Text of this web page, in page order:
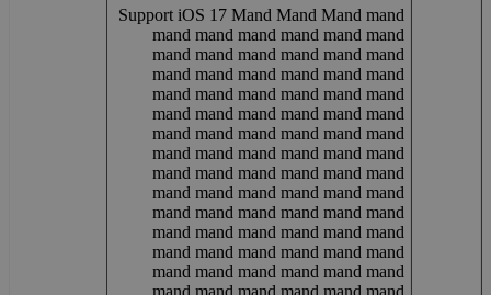
Support iOS 17 Mand Mand Mand mand
mand mand mand mand mand mand
mand mand mand mand mand mand
mand mand mand mand mand mand
mand mand mand mand mand mand
mand mand mand mand mand mand
mand mand mand mand mand mand
mand mand mand mand mand mand
mand mand mand mand mand mand
mand mand mand mand mand mand
mand mand mand mand mand mand
mand mand mand mand mand mand
mand mand mand mand mand mand
mand mand mand mand mand mand